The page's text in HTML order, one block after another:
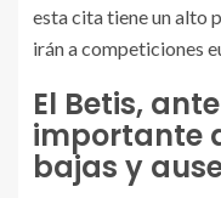
esta cita tiene un alto
irán a competiciones
El Betis,
importante
bajas y